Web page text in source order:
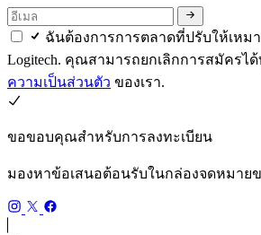
ฉันต้องการการตลาดที่ปรับให้เหม
Logitech. คุณสามารถยกเลิกการสมัครไ
ความเป็นส่วนตัว ของเรา.
ขอขอบคุณสำหรับการลงทะเบียน
มองหาข้อเสนอต้อนรับในกล่องจดหมาย